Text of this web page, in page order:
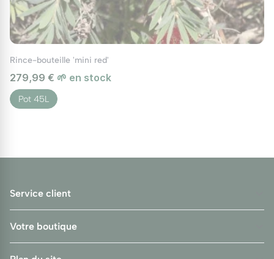
Rince-bouteille 'mini red'
279,99 € 🌱 en stock
Pot 45L
Service client
Votre boutique